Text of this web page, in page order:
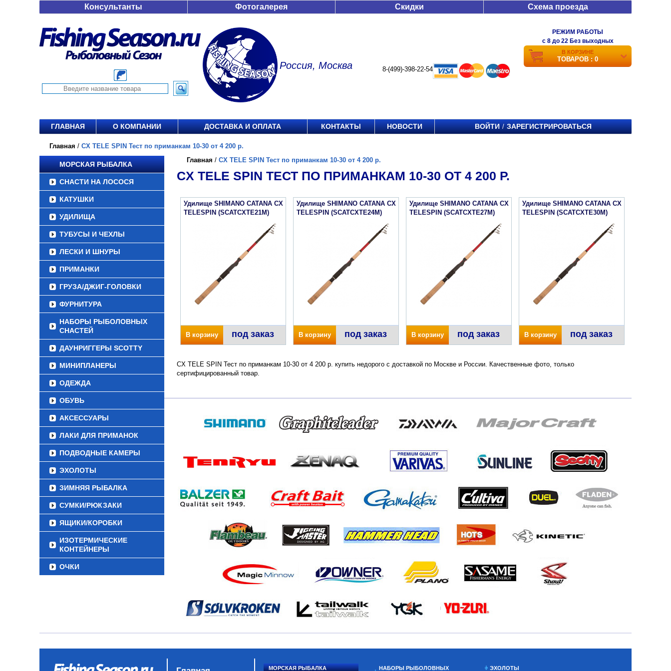
Консультанты Фотогалерея Скидки Схема проезда
Россия, Москва 8-(499)-398-22-54
РЕЖИМ РАБОТЫ
c 8 до 22 Без выходных
В КОРЗИНЕ
ТОВАРОВ : 0
ГЛАВНАЯ О КОМПАНИИ ДОСТАВКА И ОПЛАТА КОНТАКТЫ НОВОСТИ ВОЙТИ / ЗАРЕГИСТРИРОВАТЬСЯ
Главная / CX TELE SPIN Тест по приманкам 10-30 от 4 200 р.
МОРСКАЯ РЫБАЛКА
СНАСТИ НА ЛОСОСЯ
КАТУШКИ
УДИЛИЩА
ТУБУСЫ И ЧЕХЛЫ
ЛЕСКИ И ШНУРЫ
ПРИМАНКИ
ГРУЗА/ДЖИГ-ГОЛОВКИ
ФУРНИТУРА
НАБОРЫ РЫБОЛОВНЫХ
СНАСТЕЙ
ДАУНРИГГЕРЫ SCOTTY
МИНИПЛАНЕРЫ
ОДЕЖДА
ОБУВЬ
АКСЕССУАРЫ
ЛАКИ ДЛЯ ПРИМАНОК
ПОДВОДНЫЕ КАМЕРЫ
ЭХОЛОТЫ
ЗИМНЯЯ РЫБАЛКА
СУМКИ/РЮКЗАКИ
ЯЩИКИ/КОРОБКИ
ИЗОТЕРМИЧЕСКИЕ
КОНТЕЙНЕРЫ
ОЧКИ
Главная / CX TELE SPIN Тест по приманкам 10-30 от 4 200 р.
CX TELE SPIN ТЕСТ ПО ПРИМАНКАМ 10-30 ОТ 4 200 Р.
Удилище SHIMANO CATANA CX
TELESPIN (SCATCXTE21M)
В корзину под заказ
Удилище SHIMANO CATANA CX
TELESPIN (SCATCXTE24M)
В корзину под заказ
Удилище SHIMANO CATANA CX
TELESPIN (SCATCXTE27M)
В корзину под заказ
Удилище SHIMANO CATANA CX
TELESPIN (SCATCXTE30M)
В корзину под заказ
CX TELE SPIN Тест по приманкам 10-30 от 4 200 р. купить недорого с доставкой по Москве и России. Качественные фото, только
сертифицированный товар.
МОРСКАЯ РЫБАЛКА НАБОРЫ РЫБОЛОВНЫХ ЭХОЛОТЫ